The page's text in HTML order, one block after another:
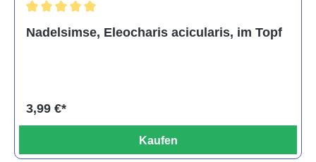
Nadelsimse, Eleocharis acicularis, im Topf
3,99 €*
Kaufen